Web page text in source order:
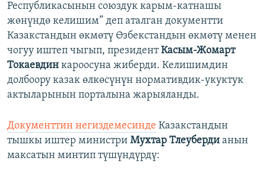
Республикасынын союздук карым-катнашы
жөнүндө келишим” деп аталган документти
Казакстандын өкмөтү Өзбекстандын өкмөтү менен
чогуу иштеп чыгып, президентКасым-Жомарт
Токаевдин кароосуна жиберди. Келишимдин
долбоору казак өлкөсүнүн нормативдик-укуктук
актыларынын порталына жарыяланды.
Документтин негиздемесинде Казакстандын
тышкы иштер министри Мухтар Тлеуберди анын
максатын минтип түшүндүрдү: